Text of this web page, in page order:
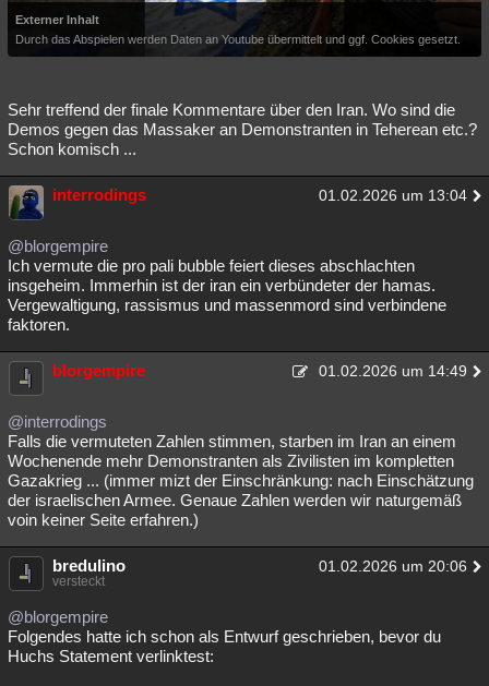
Externer Inhalt
Durch das Abspielen werden Daten an Youtube übermittelt und ggf. Cookies gesetzt.
Sehr treffend der finale Kommentare über den Iran. Wo sind die
Demos gegen das Massaker an Demonstranten in Teherean etc.?
Schon komisch ...
interrodings 01.02.2026 um 13:04
@blorgempire
Ich vermute die pro pali bubble feiert dieses abschlachten
insgeheim. Immerhin ist der iran ein verbündeter der hamas.
Vergewaltigung, rassismus und massenmord sind verbindene
faktoren.
blorgempire 01.02.2026 um 14:49
@interrodings
Falls die vermuteten Zahlen stimmen, starben im Iran an einem
Wochenende mehr Demonstranten als Zivilisten im kompletten
Gazakrieg ... (immer mizt der Einschränkung: nach Einschätzung
der israelischen Armee. Genaue Zahlen werden wir naturgemäß
voin keiner Seite erfahren.)
bredulino 01.02.2026 um 20:06
versteckt
@blorgempire
Folgendes hatte ich schon als Entwurf geschrieben, bevor du
Huchs Statement verlinktest: